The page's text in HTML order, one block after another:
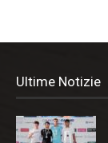
Ultime Notizie